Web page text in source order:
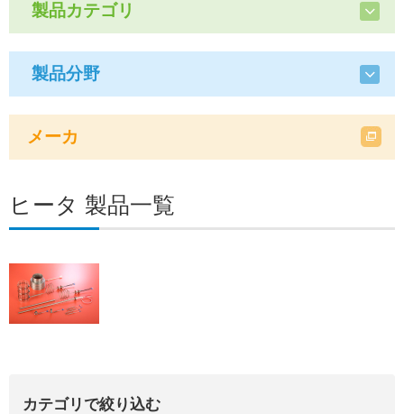
製品カテゴリ
製品分野
メーカ
ヒータ 製品一覧
カテゴリで絞り込む